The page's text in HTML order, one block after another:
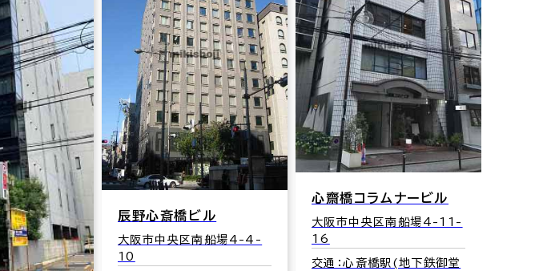
辰野心斎橋ビル
大阪市中央区南船場4-4-
10
心齋橋コラムナービル
大阪市中央区南船場4-11-
16
交通：心斎橋駅(地下鉄御堂